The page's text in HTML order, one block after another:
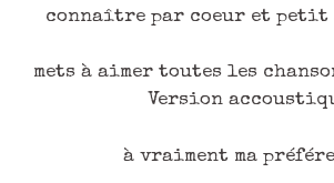
connaître par coeur et petit
mets à aimer toutes les
Version
à vraiment ma